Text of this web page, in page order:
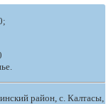
район, с. Калтасы,